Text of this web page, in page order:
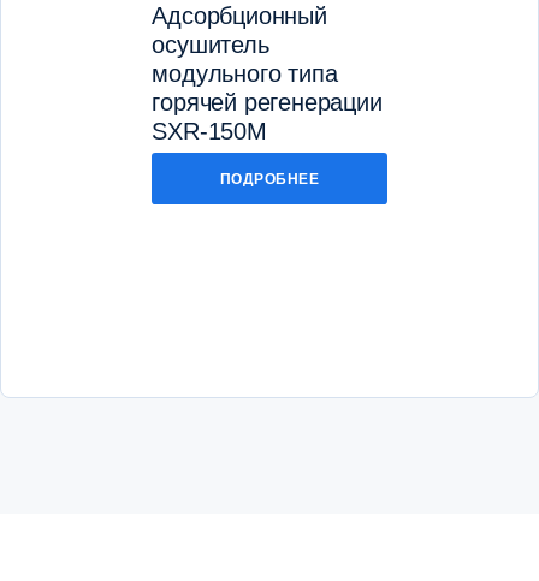
Адсорбционный
осушитель
модульного типа
горячей регенерации
SXR-150M
ПОДРОБНЕЕ
150M